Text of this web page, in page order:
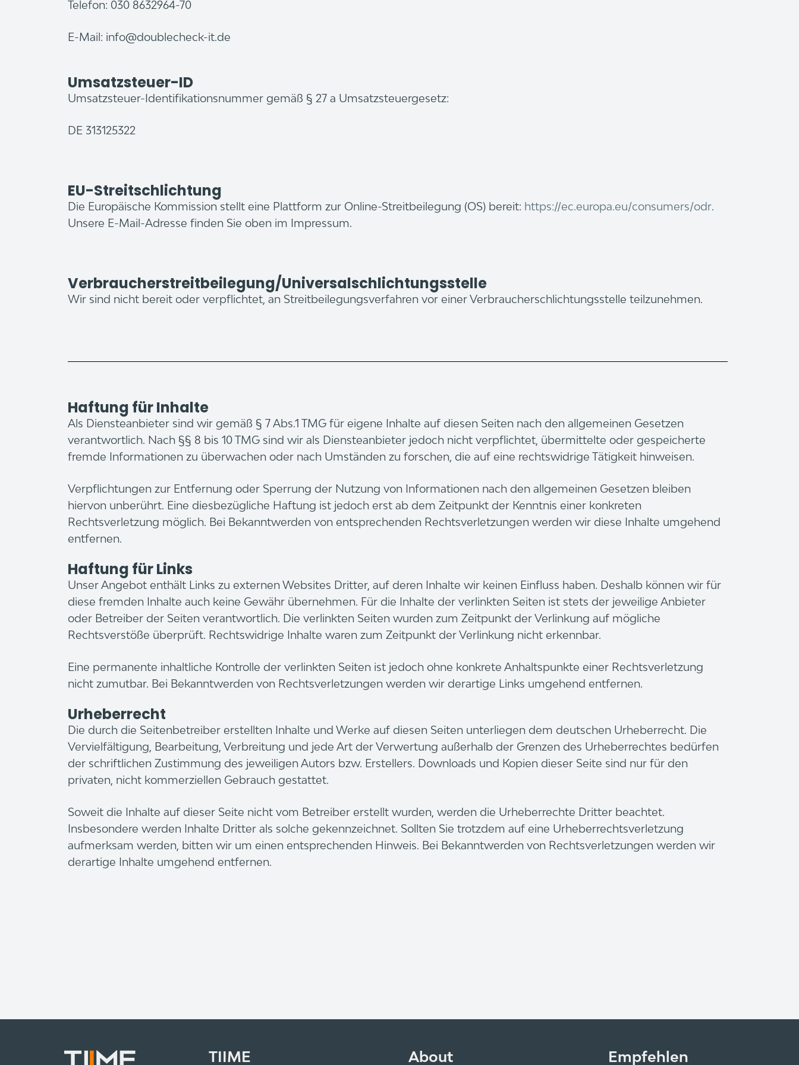
Telefon: 030 8632964-70
E-Mail: info@doublecheck-it.de
Umsatzsteuer-ID
Umsatzsteuer-Identifikationsnummer gemäß § 27 a Umsatzsteuergesetz:
DE 313125322
EU-Streitschlichtung
Die Europäische Kommission stellt eine Plattform zur Online-Streitbeilegung (OS) bereit: https://ec.europa.eu/consumers/odr.
Unsere E-Mail-Adresse finden Sie oben im Impressum.
Verbraucherstreitbeilegung/Universalschlichtungsstelle
Wir sind nicht bereit oder verpflichtet, an Streitbeilegungsverfahren vor einer Verbraucherschlichtungsstelle teilzunehmen.
Haftung für Inhalte
Als Diensteanbieter sind wir gemäß § 7 Abs.1 TMG für eigene Inhalte auf diesen Seiten nach den allgemeinen Gesetzen
verantwortlich. Nach §§ 8 bis 10 TMG sind wir als Diensteanbieter jedoch nicht verpflichtet, übermittelte oder gespeicherte
fremde Informationen zu überwachen oder nach Umständen zu forschen, die auf eine rechtswidrige Tätigkeit hinweisen.
Verpflichtungen zur Entfernung oder Sperrung der Nutzung von Informationen nach den allgemeinen Gesetzen bleiben
hiervon unberührt. Eine diesbezügliche Haftung ist jedoch erst ab dem Zeitpunkt der Kenntnis einer konkreten
Rechtsverletzung möglich. Bei Bekanntwerden von entsprechenden Rechtsverletzungen werden wir diese Inhalte umgehend
entfernen.
Haftung für Links
Unser Angebot enthält Links zu externen Websites Dritter, auf deren Inhalte wir keinen Einfluss haben. Deshalb können wir für
diese fremden Inhalte auch keine Gewähr übernehmen. Für die Inhalte der verlinkten Seiten ist stets der jeweilige Anbieter
oder Betreiber der Seiten verantwortlich. Die verlinkten Seiten wurden zum Zeitpunkt der Verlinkung auf mögliche
Rechtsverstöße überprüft. Rechtswidrige Inhalte waren zum Zeitpunkt der Verlinkung nicht erkennbar.
Eine permanente inhaltliche Kontrolle der verlinkten Seiten ist jedoch ohne konkrete Anhaltspunkte einer Rechtsverletzung
nicht zumutbar. Bei Bekanntwerden von Rechtsverletzungen werden wir derartige Links umgehend entfernen.
Urheberrecht
Die durch die Seitenbetreiber erstellten Inhalte und Werke auf diesen Seiten unterliegen dem deutschen Urheberrecht. Die
Vervielfältigung, Bearbeitung, Verbreitung und jede Art der Verwertung außerhalb der Grenzen des Urheberrechtes bedürfen
der schriftlichen Zustimmung des jeweiligen Autors bzw. Erstellers. Downloads und Kopien dieser Seite sind nur für den
privaten, nicht kommerziellen Gebrauch gestattet.
Soweit die Inhalte auf dieser Seite nicht vom Betreiber erstellt wurden, werden die Urheberrechte Dritter beachtet.
Insbesondere werden Inhalte Dritter als solche gekennzeichnet. Sollten Sie trotzdem auf eine Urheberrechtsverletzung
aufmerksam werden, bitten wir um einen entsprechenden Hinweis. Bei Bekanntwerden von Rechtsverletzungen werden wir
derartige Inhalte umgehend entfernen.
TIIME About Empfehlen